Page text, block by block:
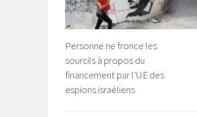
Personne ne fronce les
sourcils à propos du
financement par l’UE des
espions israéliens